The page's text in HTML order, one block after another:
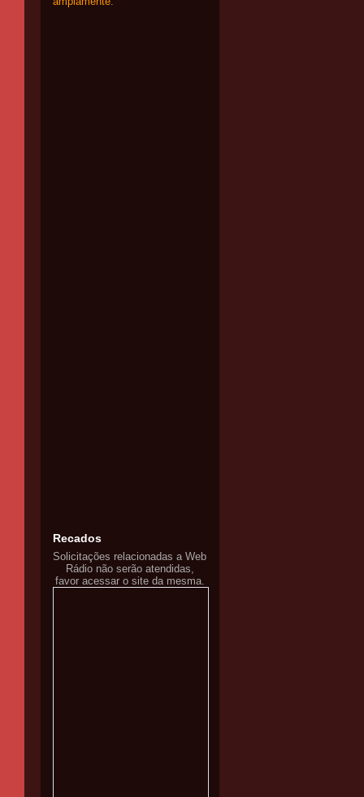
Recados
Solicitações relacionadas a Web
Rádio não serão atendidas,
favor acessar o site da mesma.